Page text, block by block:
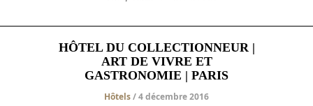
HÔTEL DU COLLECTIONNEUR |
ART DE VIVRE ET
GASTRONOMIE | PARIS
Hôtels/ 4 décembre 2016